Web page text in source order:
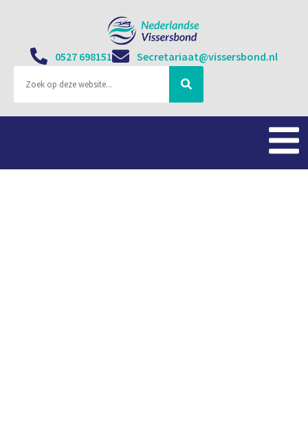
0527 698151 Secretariaat@vissersbond.nl